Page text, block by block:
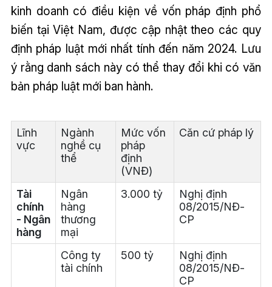
kinh doanh có điều kiện về vốn pháp định phổ
biến tại Việt Nam, được cập nhật theo các quy
định pháp luật mới nhất tính đến năm 2024. Lưu
ý rằng danh sách này có thể thay đổi khi có văn
bản pháp luật mới ban hành.
Lĩnh
vực
Ngành
nghề cụ
thể
Mức vốn
pháp
định
(VNĐ)
Căn cứ pháp lý
Tài
chính
- Ngân
hàng
Ngân
hàng
thương
mại
3.000 tỷ
Nghị định
08/2015/NĐ-
CP
Công ty
tài chính
500 tỷ
Nghị định
08/2015/NĐ-
CP